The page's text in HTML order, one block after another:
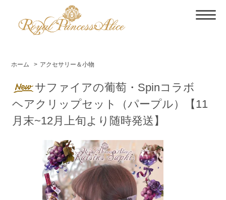
ホーム > アクセサリー＆小物
サファイアの葡萄・Spinコラボ
ヘアクリップセット（パープル）【11
月末~12月上旬より随時発送】